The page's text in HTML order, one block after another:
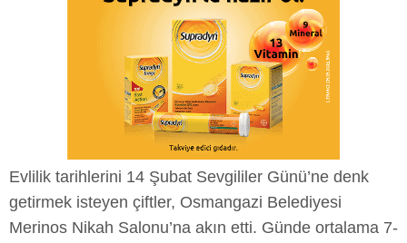
Evlilik tarihlerini 14 Şubat Sevgililer Günü’ne denk
getirmek isteyen çiftler, Osmangazi Belediyesi
Merinos Nikah Salonu’na akın etti. Günde ortalama 7-